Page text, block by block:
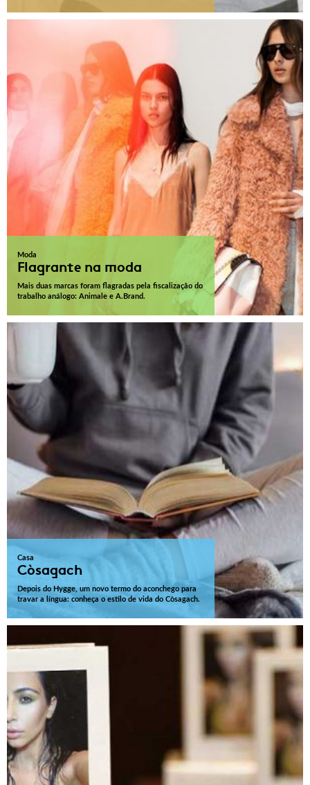
Moda
Flagrante na moda
Mais duas marcas foram flagradas pela fiscalização do
trabalho análogo: Animale e A.Brand.
Casa
Còsagach
Depois do Hygge, um novo termo do aconchego para
travar a língua: conheça o estilo de vida do Còsagach.